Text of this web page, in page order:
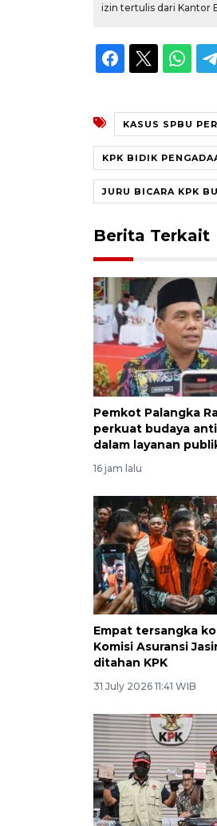
izin tertulis dari Kantor
KASUS SPBU
KPK BIDIK
JURU BICARA KPK
Berita Terkait
Pemkot Palangka
perkuat budaya
dalam layanan
16 jam lalu
Empat tersangka
Komisi Asuransi
ditahan KPK
31 July 2026 11:41 WIB